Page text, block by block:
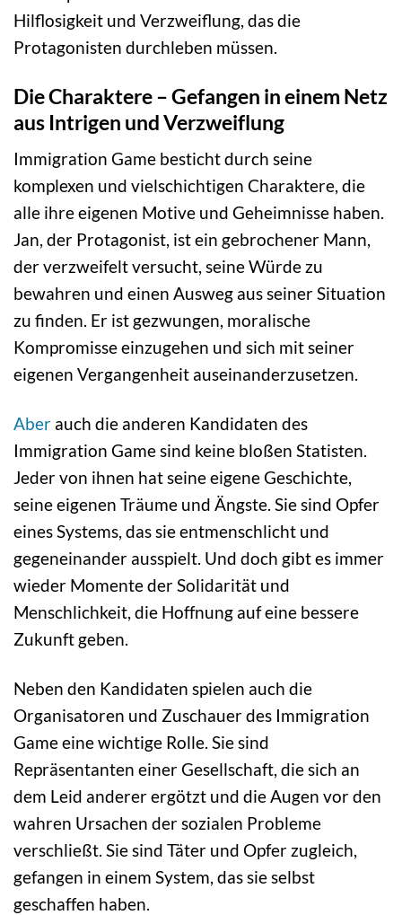
Hilflosigkeit und Verzweiflung, das die
Protagonisten durchleben müssen.
Die Charaktere – Gefangen in einem Netz
aus Intrigen und Verzweiflung
Immigration Game besticht durch seine
komplexen und vielschichtigen Charaktere, die
alle ihre eigenen Motive und Geheimnisse haben.
Jan, der Protagonist, ist ein gebrochener Mann,
der verzweifelt versucht, seine Würde zu
bewahren und einen Ausweg aus seiner Situation
zu finden. Er ist gezwungen, moralische
Kompromisse einzugehen und sich mit seiner
eigenen Vergangenheit auseinanderzusetzen.
Aber auch die anderen Kandidaten des
Immigration Game sind keine bloßen Statisten.
Jeder von ihnen hat seine eigene Geschichte,
seine eigenen Träume und Ängste. Sie sind Opfer
eines Systems, das sie entmenschlicht und
gegeneinander ausspielt. Und doch gibt es immer
wieder Momente der Solidarität und
Menschlichkeit, die Hoffnung auf eine bessere
Zukunft geben.
Neben den Kandidaten spielen auch die
Organisatoren und Zuschauer des Immigration
Game eine wichtige Rolle. Sie sind
Repräsentanten einer Gesellschaft, die sich an
dem Leid anderer ergötzt und die Augen vor den
wahren Ursachen der sozialen Probleme
verschließt. Sie sind Täter und Opfer zugleich,
gefangen in einem System, das sie selbst
geschaffen haben.